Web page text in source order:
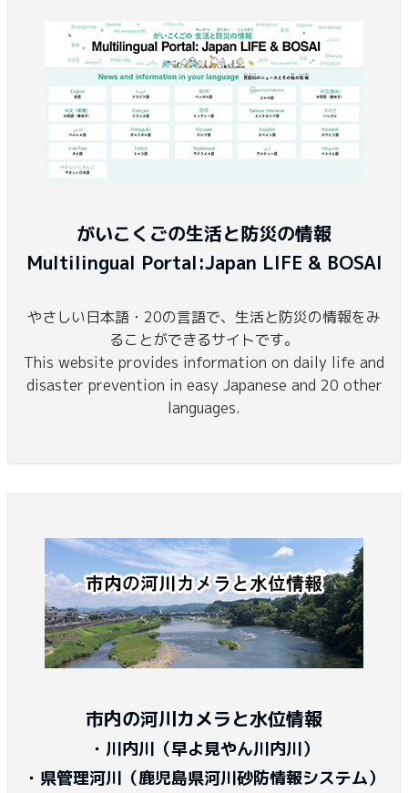
がいこくごの生活と防災の情報
Multilingual Portal:Japan LIFE & BOSAI
やさしい日本語・20の言語で、生活と防災の情報をみ
ることができるサイトです。
This website provides information on daily life and
disaster prevention in easy Japanese and 20 other
languages.
市内の河川カメラと水位情報
・川内川（早よ見やん川内川）
・県管理河川（鹿児島県河川砂防情報システム）